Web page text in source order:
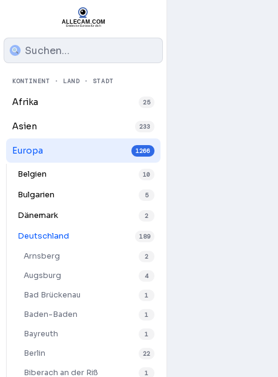
KONTINENT · LAND · STADT
Afrika 25
Asien 233
Europa 1266
Belgien 10
Bulgarien 5
Dänemark 2
Deutschland 189
Arnsberg 2
Augsburg 4
Bad Brückenau 1
Baden-Baden 1
Bayreuth 1
Berlin 22
Biberach an der Riß 1